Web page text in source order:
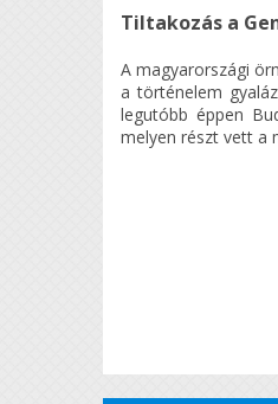
Tiltakozás a
A magyarországi
a történelem
legutóbb éppen
melyen részt vett a